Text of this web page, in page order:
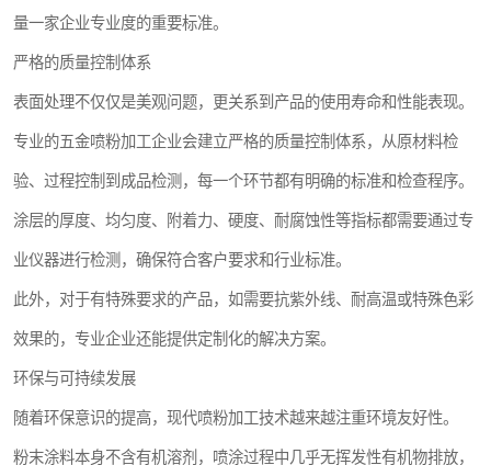
量一家企业专业度的重要标准。
严格的质量控制体系
表面处理不仅仅是美观问题，更关系到产品的使用寿命和性能表现。
专业的五金喷粉加工企业会建立严格的质量控制体系，从原材料检
验、过程控制到成品检测，每一个环节都有明确的标准和检查程序。
涂层的厚度、均匀度、附着力、硬度、耐腐蚀性等指标都需要通过专
业仪器进行检测，确保符合客户要求和行业标准。
此外，对于有特殊要求的产品，如需要抗紫外线、耐高温或特殊色彩
效果的，专业企业还能提供定制化的解决方案。
环保与可持续发展
随着环保意识的提高，现代喷粉加工技术越来越注重环境友好性。
粉末涂料本身不含有机溶剂，喷涂过程中几乎无挥发性有机物排放，